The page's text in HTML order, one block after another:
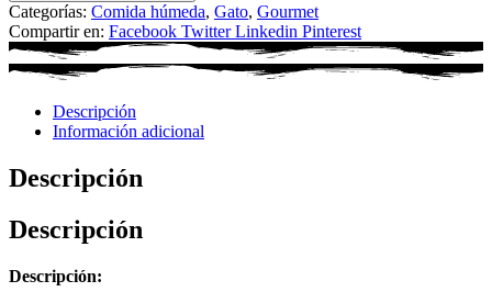
Categorías: Comida húmeda, Gato, Gourmet
Compartir en: Facebook Twitter Linkedin Pinterest
Descripción
Información adicional
Descripción
Descripción
Descripción: